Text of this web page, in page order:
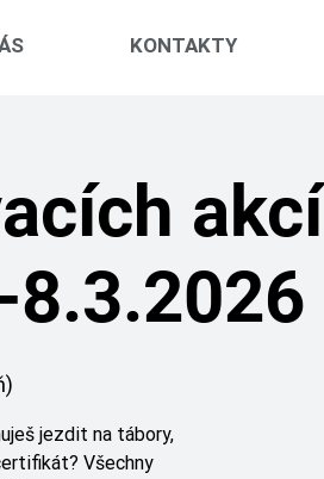
KONTAKTY
akcí
jezdit na tábory,
Všechny